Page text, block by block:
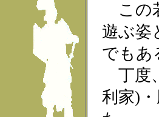
この
遊ぶ姿
でもあ
丁度
利家)